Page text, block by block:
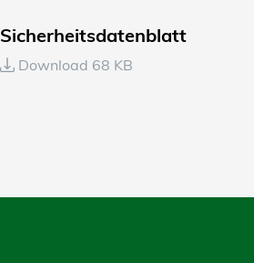
Sicherheitsdatenblatt
Download 68 KB